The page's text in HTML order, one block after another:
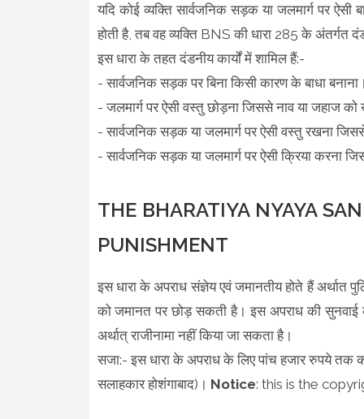
यदि कोई व्यक्ति सार्वजनिक सड़क या जलमार्ग पर
होती है, तब वह व्यक्ति BNS की धारा 285 के अंतर्गत
इस धारा के तहत दंडनीय कार्यों में शामिल हैं:-
- सार्वजनिक सड़क पर बिना किसी कारण के बाधा बनाना।
- जलमार्ग पर ऐसी वस्तु छोड़ना जिससे नाव या जहाज को
- सार्वजनिक सड़क या जलमार्ग पर ऐसी वस्तु रखना
- सार्वजनिक सड़क या जलमार्ग पर ऐसी क्रिया करना
THE BHARATIYA NYAYA
PUNISHMENT
इस धारा के अपराध संज्ञेय एवं जमानतीय होते हैं अर्थात
को जमानत पर छोड़ सकती है। इस अपराध की सुनवाई
अर्थात्‌ राजीनामा नहीं किया जा सकता है।
सजा:- इस धारा के अपराध के लिए पांच हजार रुपये तक
सलाहकार होशंगाबाद)। Notice: this is the